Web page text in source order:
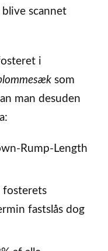
scannet
i
som
man desuden
Rump-Length
fosterets
fastslås dog